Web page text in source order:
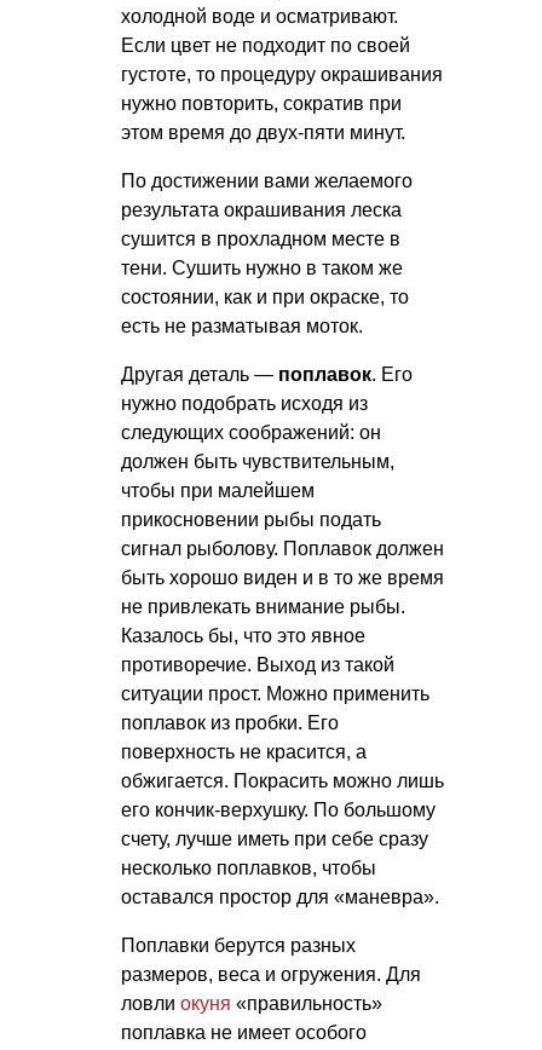
холодной воде и осматривают.
Если цвет не подходит по своей
густоте, то процедуру окрашивания
нужно повторить, сократив при
этом время до двух-пяти минут.
По достижении вами желаемого
результата окрашивания леска
сушится в прохладном месте в
тени. Сушить нужно в таком же
состоянии, как и при окраске, то
есть не разматывая моток.
Другая деталь — поплавок. Его
нужно подобрать исходя из
следующих соображений: он
должен быть чувствительным,
чтобы при малейшем
прикосновении рыбы подать
сигнал рыболову. Поплавок должен
быть хорошо виден и в то же время
не привлекать внимание рыбы.
Казалось бы, что это явное
противоречие. Выход из такой
ситуации прост. Можно применить
поплавок из пробки. Его
поверхность не красится, а
обжигается. Покрасить можно лишь
его кончик-верхушку. По большому
счету, лучше иметь при себе сразу
несколько поплавков, чтобы
оставался простор для «маневра».
Поплавки берутся разных
размеров, веса и огружения. Для
ловли окуня «правильность»
поплавка не имеет особого